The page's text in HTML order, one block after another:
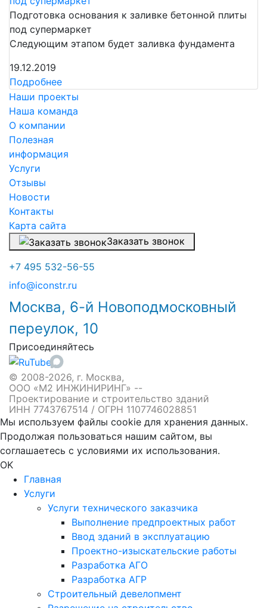
Подготовка основания к заливке бетонной плиты
под супермаркет
Следующим этапом будет заливка фундамента
19.12.2019
Подробнее
Наши проекты
Наша команда
О компании
Полезная
информация
Услуги
Отзывы
Новости
Контакты
Карта сайта
Заказать звонок
+7 495 532-56-55
info@iconstr.ru
Москва, 6-й Новоподмосковный
переулок, 10
Присоединяйтесь
© 2008-2026, г. Москва,
ООО «М2 ИНЖИНИРИНГ» --
Проектирование и строительство зданий
ИНН 7743767514 / ОГРН 1107746028851
Мы используем файлы cookie для хранения данных.
Продолжая пользоваться нашим сайтом, вы
соглашаетесь с условиями их использования.
OK
Главная
Услуги
Услуги технического заказчика
Выполнение предпроектных работ
Ввод зданий в эксплуатацию
Проектно-изыскательские работы
Разработка АГО
Разработка АГР
Строительный девелопмент